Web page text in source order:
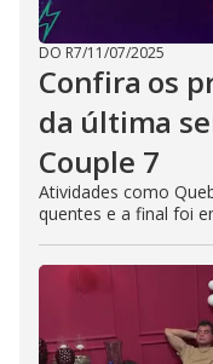
DO R7/11/07/2025
Confira os
da última
Couple 7
Atividades como
quentes e a final foi